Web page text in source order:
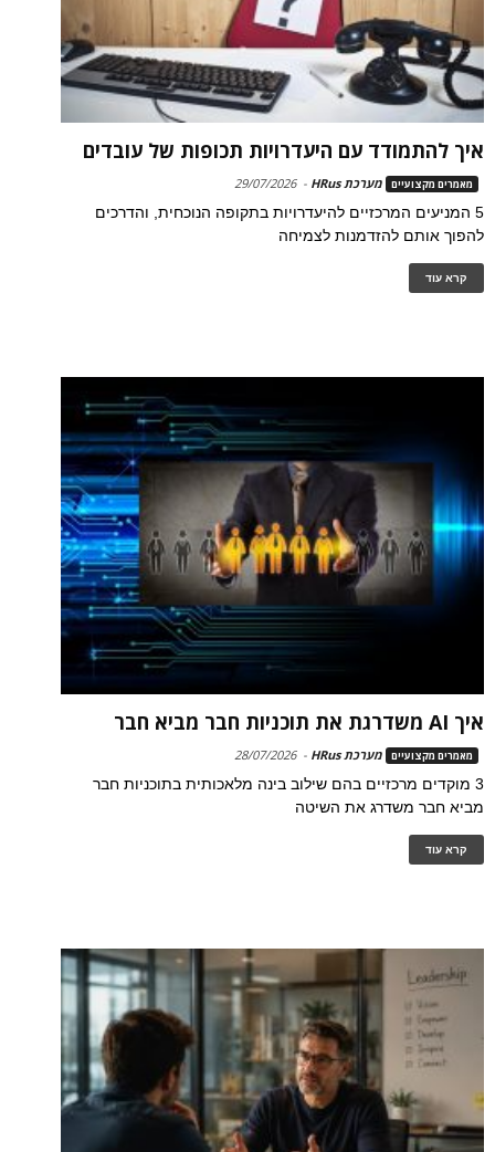
איך להתמודד עם היעדרויות תכופות של עובדים
מאמרים מקצועיים מערכת HRus -
29/07/2026
5 המניעים המרכזיים להיעדרויות בתקופה הנוכחית, והדרכים
להפוך אותם להזדמנות לצמיחה
קרא עוד
איך AI משדרגת את תוכניות חבר מביא חבר
מאמרים מקצועיים מערכת HRus -
28/07/2026
3 מוקדים מרכזיים בהם שילוב בינה מלאכותית בתוכניות חבר
מביא חבר משדרג את השיטה
קרא עוד